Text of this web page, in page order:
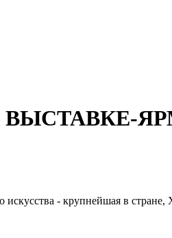
- крупнейшая в